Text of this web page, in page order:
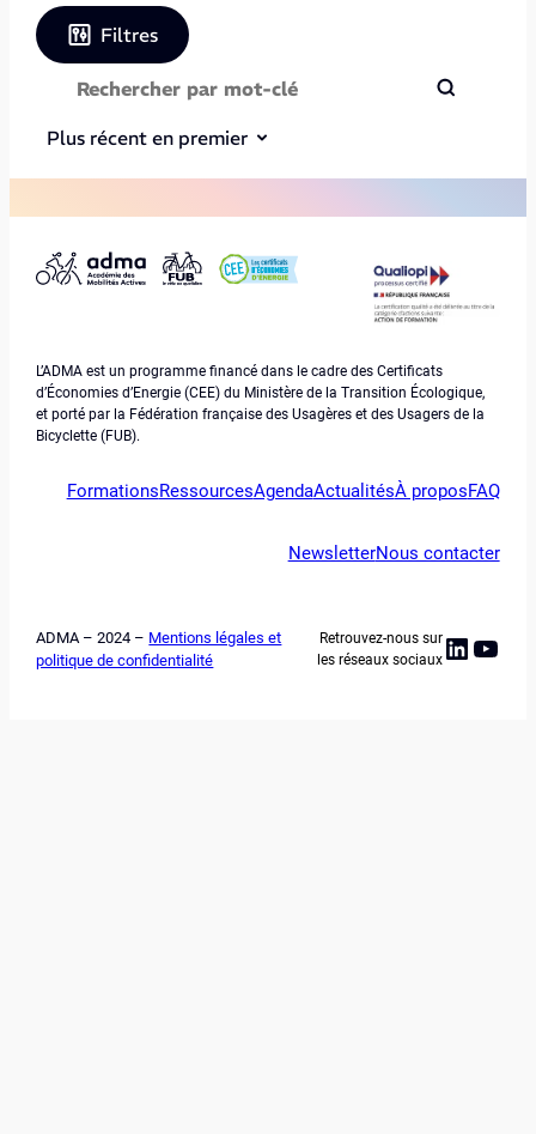
Filtres
Plus récent en premier
L’ADMA est un programme financé dans le cadre des Certificats
d’Économies d’Energie (CEE) du Ministère de la Transition Écologique,
et porté par la Fédération française des Usagères et des Usagers de la
Bicyclette (FUB).
FormationsRessourcesAgendaActualitésÀ proposFAQ
NewsletterNous contacter
ADMA – 2024 – Mentions légales et
politique de confidentialité
Retrouvez-nous sur
les réseaux sociaux